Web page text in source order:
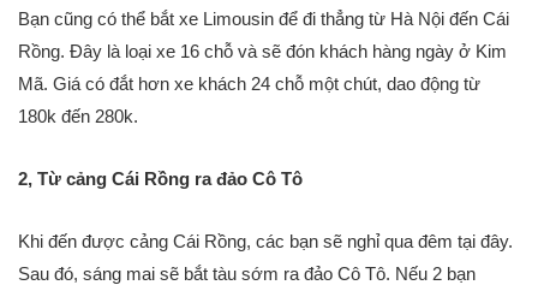
Bạn cũng có thể bắt xe Limousin để đi thẳng từ Hà Nội đến Cái
Rồng. Đây là loại xe 16 chỗ và sẽ đón khách hàng ngày ở Kim
Mã. Giá có đắt hơn xe khách 24 chỗ một chút, dao động từ
180k đến 280k.
2, Từ cảng Cái Rồng ra đảo Cô Tô
Khi đến được cảng Cái Rồng, các bạn sẽ nghỉ qua đêm tại đây.
Sau đó, sáng mai sẽ bắt tàu sớm ra đảo Cô Tô. Nếu 2 bạn